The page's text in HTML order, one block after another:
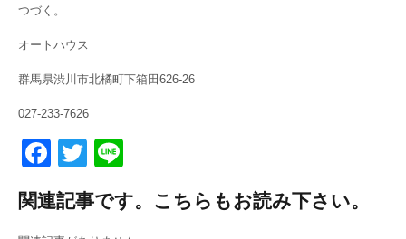
つづく。
オートハウス
群馬県渋川市北橘町下箱田626-26
027-233-7626
F
a
c
T
tt
e
関連記事です。こちらもお読み下さい。